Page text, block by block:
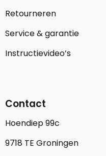
Retourneren
Service & garantie
Instructievideo’s
Contact
Hoendiep 99c
9718 TE Groningen